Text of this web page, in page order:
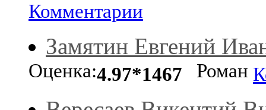
Комментарии
Замятин Евгений
Оценка:4.97*1467 Роман